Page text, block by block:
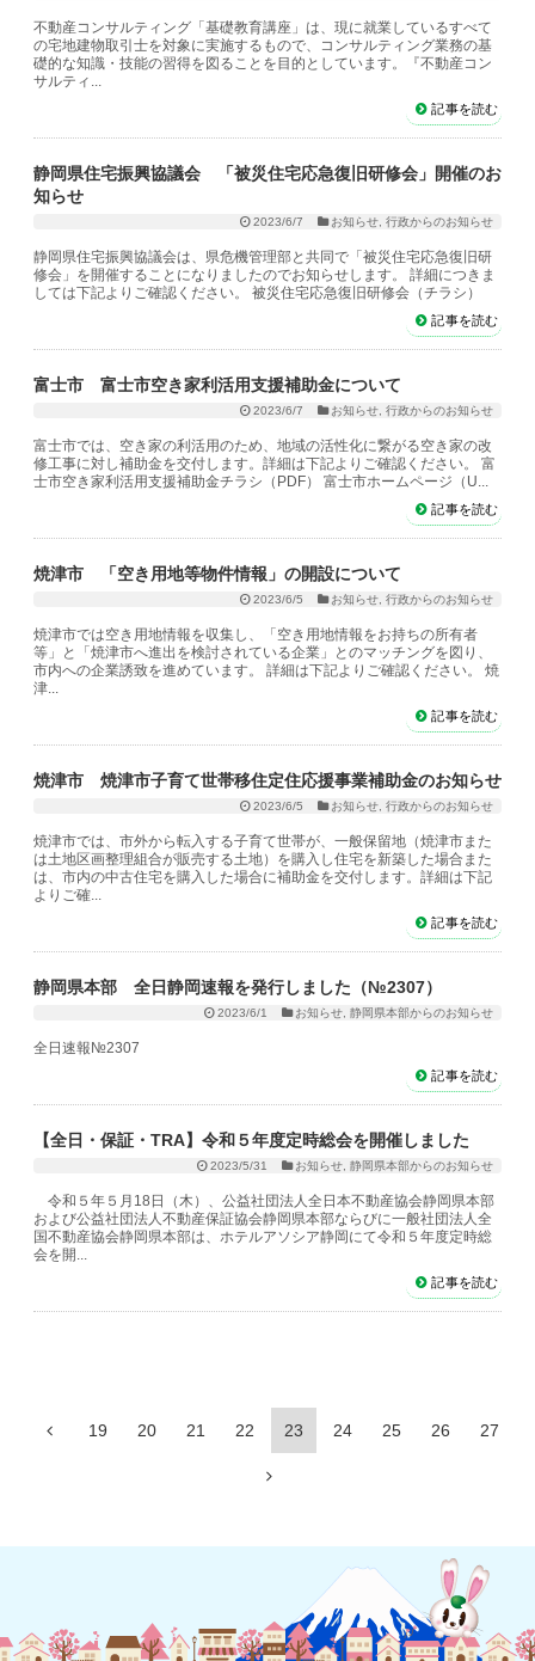
不動産コンサルティング「基礎教育講座」は、現に就業しているすべて
の宅地建物取引士を対象に実施するもので、コンサルティング業務の基
礎的な知識・技能の習得を図ることを目的としています。『不動産コン
サルティ...
記事を読む
静岡県住宅振興協議会 「被災住宅応急復旧研修会」開催のお
知らせ
2023/6/7 お知らせ 行政からのお知らせ
静岡県住宅振興協議会は、県危機管理部と共同で「被災住宅応急復旧研
修会」を開催することになりましたのでお知らせします。 詳細につきま
しては下記よりご確認ください。 被災住宅応急復旧研修会（チラシ）
記事を読む
富士市 富士市空き家利活用支援補助金について
2023/6/7 お知らせ 行政からのお知らせ
富士市では、空き家の利活用のため、地域の活性化に繋がる空き家の改
修工事に対し補助金を交付します。詳細は下記よりご確認ください。 富
士市空き家利活用支援補助金チラシ（PDF） 富士市ホームページ（U...
記事を読む
焼津市 「空き用地等物件情報」の開設について
2023/6/5 お知らせ 行政からのお知らせ
焼津市では空き用地情報を収集し、「空き用地情報をお持ちの所有者
等」と「焼津市へ進出を検討されている企業」とのマッチングを図り、
市内への企業誘致を進めています。 詳細は下記よりご確認ください。 焼
津...
記事を読む
焼津市 焼津市子育て世帯移住定住応援事業補助金のお知らせ
2023/6/5 お知らせ 行政からのお知らせ
焼津市では、市外から転入する子育て世帯が、一般保留地（焼津市また
は土地区画整理組合が販売する土地）を購入し住宅を新築した場合また
は、市内の中古住宅を購入した場合に補助金を交付します。詳細は下記
よりご確...
記事を読む
静岡県本部 全日静岡速報を発行しました（№2307）
2023/6/1 お知らせ 静岡県本部からのお知らせ
全日速報№2307
記事を読む
【全日・保証・TRA】令和５年度定時総会を開催しました
2023/5/31 お知らせ 静岡県本部からのお知らせ
令和５年５月18日（木）、公益社団法人全日本不動産協会静岡県本部
および公益社団法人不動産保証協会静岡県本部ならびに一般社団法人全
国不動産協会静岡県本部は、ホテルアソシア静岡にて令和５年度定時総
会を開...
記事を読む
19 20 21 22 23 24 25 26 27